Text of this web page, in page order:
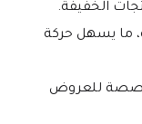
الخفيفة.